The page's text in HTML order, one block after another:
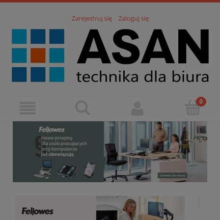
Zarejestruj się Zaloguj się